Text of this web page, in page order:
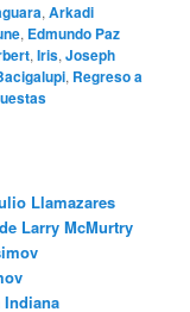
,Arkadi
, Edmundo Paz
,Iris,Joseph
, Regreso a
Llamazares
Larry McMurtry
Indiana